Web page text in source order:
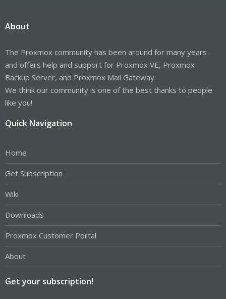
About
The Proxmox community has been around for many years
and offers help and support for Proxmox VE, Proxmox
Backup Server, and Proxmox Mail Gateway.
We think our community is one of the best thanks to people
like you!
Quick Navigation
Home
Get Subscription
Wiki
Downloads
Proxmox Customer Portal
About
Get your subscription!